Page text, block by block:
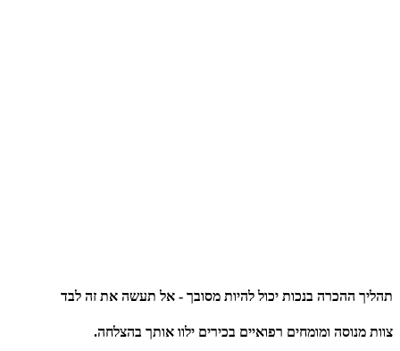
תהליך ההכרה בנכות יכול להיות מסובך - אל תעשה את זה לבד
צוות מנוסה ומומחים רפואיים בכירים ילוו אותך בהצלחה.